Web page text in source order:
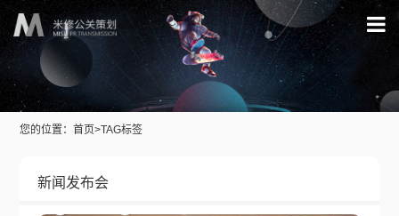
您的位置：首页>TAG标签
新闻发布会